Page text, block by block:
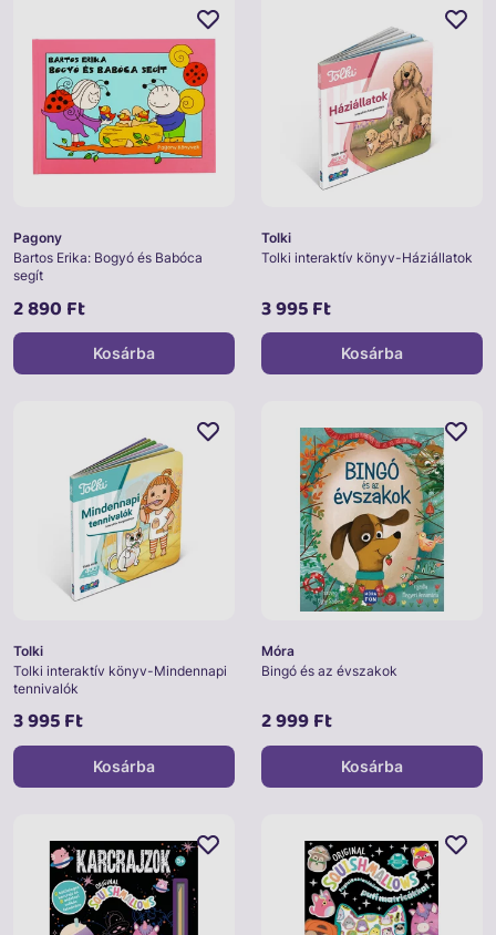
Pagony
Bartos Erika: Bogyó és Babóca
segít
2 890 Ft
Kosárba
Tolki
Tolki interaktív könyv-Háziállatok
3 995 Ft
Kosárba
Tolki
Tolki interaktív könyv-Mindennapi
tennivalók
3 995 Ft
Kosárba
Móra
Bingó és az évszakok
2 999 Ft
Kosárba